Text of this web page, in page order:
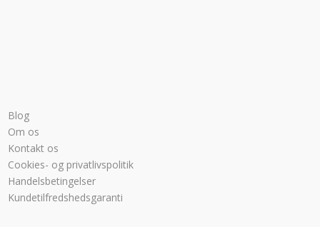
Blog
Om os
Kontakt os
Cookies- og privatlivspolitik
Handelsbetingelser
Kundetilfredshedsgaranti